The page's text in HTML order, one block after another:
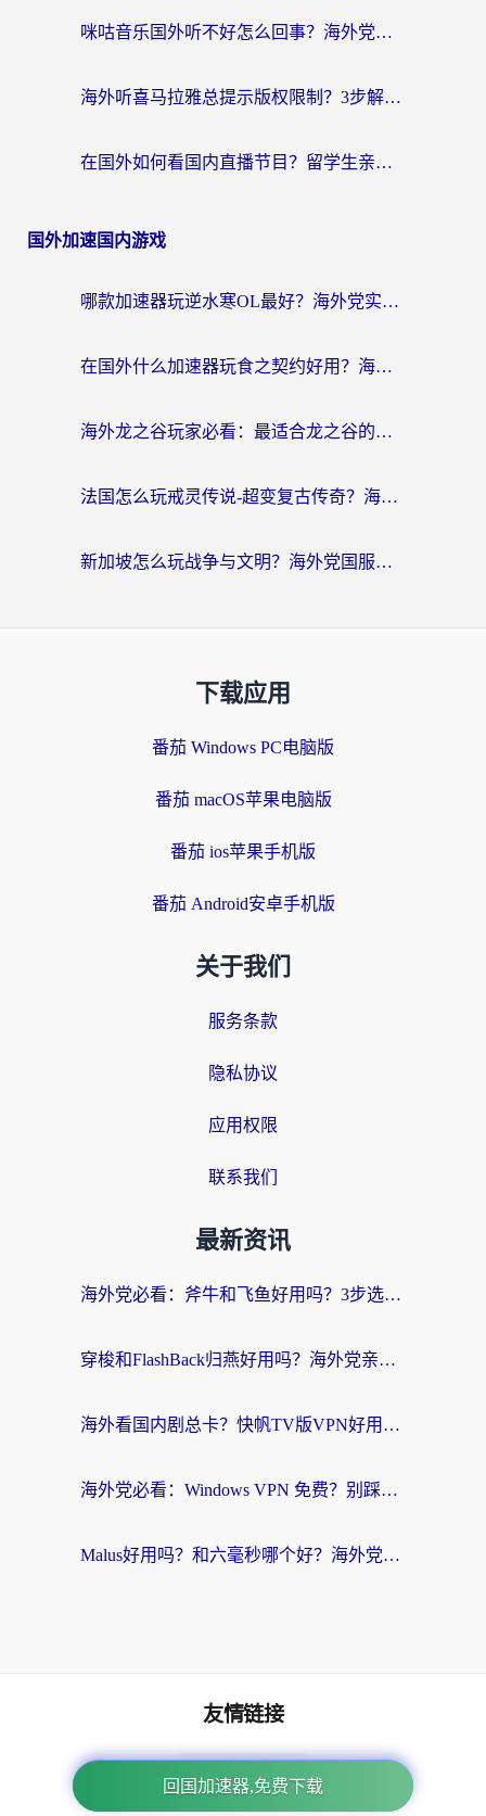
咪咕音乐国外听不好怎么回事？海外党听歌自由的终极解决方案来了
海外听喜马拉雅总提示版权限制？3步解决+2个音乐平台问题全攻略
在国外如何看国内直播节目？留学生亲测有效的追剧加速指南
国外加速国内游戏
哪款加速器玩逆水寒OL最好？海外党实测后的终极选择指南
在国外什么加速器玩食之契约好用？海外党亲测有效的国服游戏加速指南
海外龙之谷玩家必看：最适合龙之谷的加速器，解决延迟卡顿还能畅玩幻书启示录和梦幻西游？
法国怎么玩戒灵传说-超变复古传奇？海外玩家国服游戏加速终极指南
新加坡怎么玩战争与文明？海外党国服游戏加速器终极避坑指南
下载应用
番茄 Windows PC电脑版
番茄 macOS苹果电脑版
番茄 ios苹果手机版
番茄 Android安卓手机版
关于我们
服务条款
隐私协议
应用权限
联系我们
最新资讯
海外党必看：斧牛和飞鱼好用吗？3步选对回国加速器，无缝刷剧玩国服
穿梭和FlashBack归燕好用吗？海外党亲测3款热门回国加速器，教你选对不踩坑
海外看国内剧总卡？快帆TV版VPN好用吗？和快滚VPN对比哪个回国效果更好？
海外党必看：Windows VPN 免费？别踩坑！教你选对好用的国内加速器无缝回国
Malus好用吗？和六毫秒哪个好？海外党选回国加速器的避坑指南
下载App免费加速回国
友情链接
回国加速器,免费下载